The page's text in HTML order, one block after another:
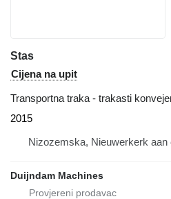
Stas
Cijena na upit
Transportna traka - trakasti
2015
Nizozemska, Nieuwerkerk aan
Duijndam Machines